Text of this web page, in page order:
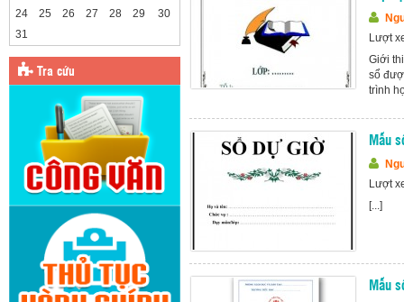
24
25 26 27 28 29
30
31
Tra cứu
Lượt
Giới
sổ
trình
Mẫu
Lượt
[...]
Mẫu